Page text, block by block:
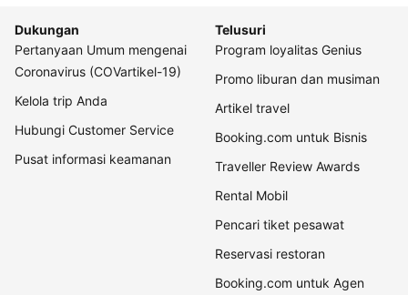
Dukungan
Pertanyaan Umum mengenai
Coronavirus (COVartikel-19)
Kelola trip Anda
Hubungi Customer Service
Pusat informasi keamanan
Telusuri
Program loyalitas Genius
Promo liburan dan musiman
Artikel travel
Booking.com untuk Bisnis
Traveller Review Awards
Rental Mobil
Pencari tiket pesawat
Reservasi restoran
Booking.com untuk Agen